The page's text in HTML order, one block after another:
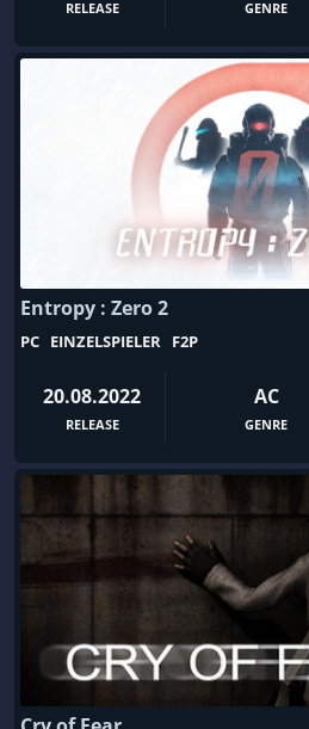
Fahrzeugsimulation
Fantasy
Farmsimulation
Fliegen
Flugsimulation
Football
Full Motion Video
Futuristisch
Geländesport
Gemütlich
Geschicklichkeit
Gewalt
Glaube
Glückspiel
Gothic
Gruppenbasierte RPG
RELEASE GENRE
Entropy : Zero 2
PC EINZELSPIELER F2P
20.08.2022
RELEASE
AC
GENRE